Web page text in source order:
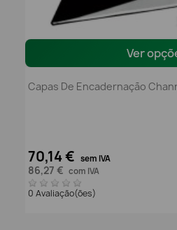
Ver
Capas De Encadernação
70,14 € sem IVA
86,27 € com IVA
0 Avaliação(ões)